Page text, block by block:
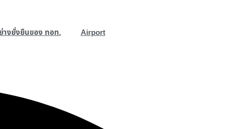
งยั่งยืนของ ทอท. Airport